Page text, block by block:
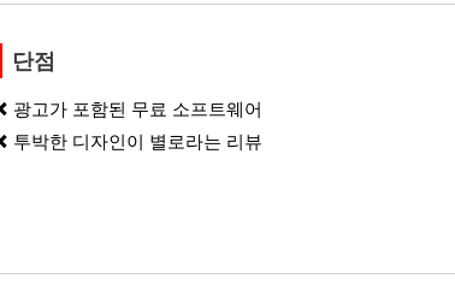
단점
광고가 포함된 무료 소프트웨어
투박한 디자인이 별로라는 리뷰